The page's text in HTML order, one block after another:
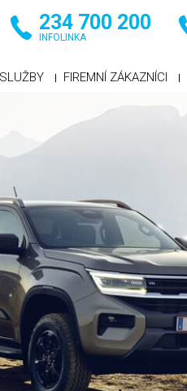
234 700 200
INFOLINKA
SLUŽBY FIREMNÍ ZÁKAZNÍCI